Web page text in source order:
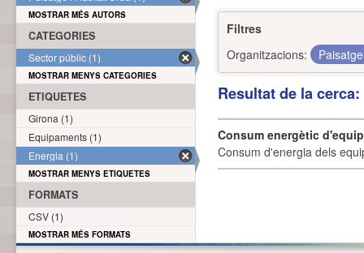
Filtres
Organitzacions:
Resultat de la
Consum energètic
Consum d'energia dels
MOSTRAR MÉS AUTORS
CATEGORIES
Sector públic (1)
MOSTRAR MENYS CATEGORIES
ETIQUETES
Girona (1)
Equipaments (1)
Energia (1)
MOSTRAR MENYS ETIQUETES
FORMATS
CSV (1)
MOSTRAR MÉS FORMATS